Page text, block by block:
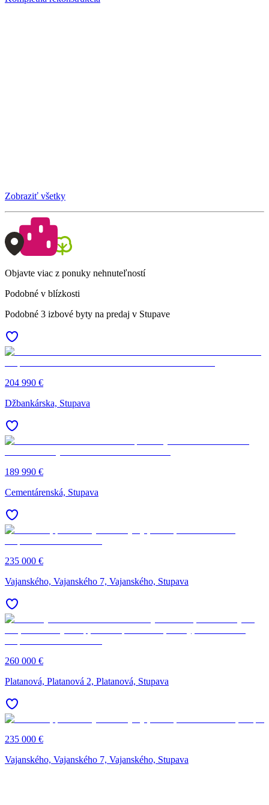
Zobraziť všetky
Objavte viac z ponuky nehnuteľností
Podobné v blízkosti
Podobné 3 izbové byty na predaj v Stupave
204 990 €
Džbankárska, Stupava
189 990 €
Cementárenská, Stupava
235 000 €
Vajanského, Vajanského 7, Vajanského, Stupava
260 000 €
Platanová, Platanová 2, Platanová, Stupava
235 000 €
Vajanského, Vajanského 7, Vajanského, Stupava